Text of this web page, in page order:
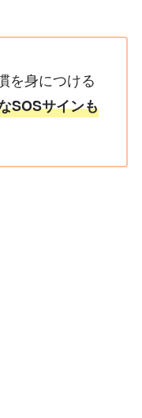
を身につける
SOSサインも